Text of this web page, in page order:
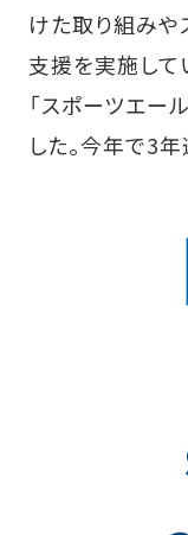
けた取り組み
支援を実施して
「スポーツエー
した。今年で3